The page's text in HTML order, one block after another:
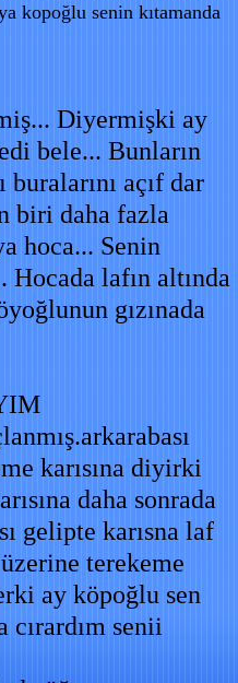
kopoğlu senin kıtamanda
Diyermişki ay
bele... Bunların
açıf dar
biri daha fazla
hoca... Senin
lafın altında
gızınada
karısına diyirki
daha sonrada
gelipte karısna laf
terekeme
ay köpoğlu sen
cırardım senii